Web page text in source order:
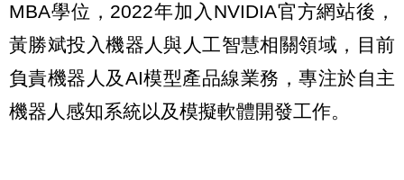
MBA學位，2022年加入NVIDIA官方網站後，
黃勝斌投入機器人與人工智慧相關領域，目前
負責機器人及AI模型產品線業務，專注於自主
機器人感知系統以及模擬軟體開發工作。